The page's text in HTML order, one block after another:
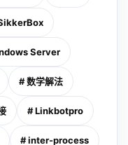
Server
# 数学解法
# Linkbotpro
# inter-process